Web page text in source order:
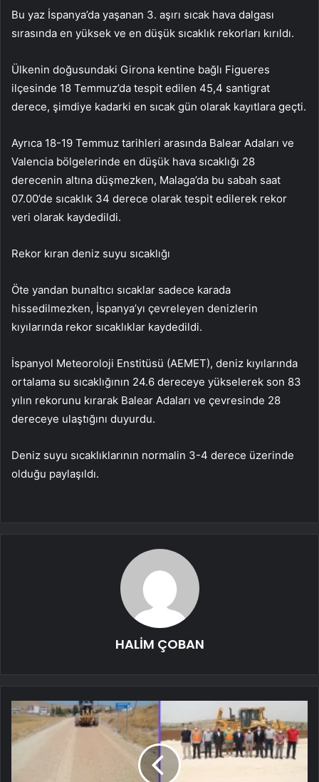
Bu yaz İspanya’da yaşanan 3. aşırı sıcak hava dalgası
sırasında en yüksek ve en düşük sıcaklık rekorları kırıldı.
Ülkenin doğusundaki Girona kentine bağlı Figueres
ilçesinde 18 Temmuz’da tespit edilen 45,4 santigrat
derece, şimdiye kadarki en sıcak gün olarak kayıtlara geçti.
Ayrıca 18-19 Temmuz tarihleri ​​arasında Balear Adaları ve
Valencia bölgelerinde en düşük hava sıcaklığı 28
derecenin altına düşmezken, Malaga’da bu sabah saat
07.00’de sıcaklık 34 derece olarak tespit edilerek rekor
veri olarak kaydedildi.
Rekor kıran deniz suyu sıcaklığı
Öte yandan bunaltıcı sıcaklar sadece karada
hissedilmezken, İspanya’yı çevreleyen denizlerin
kıyılarında rekor sıcaklıklar kaydedildi.
İspanyol Meteoroloji Enstitüsü (AEMET), deniz kıyılarında
ortalama su sıcaklığının 24.6 dereceye yükselerek son 83
yılın rekorunu kırarak Balear Adaları ve çevresinde 28
dereceye ulaştığını duyurdu.
Deniz suyu sıcaklıklarının normalin 3-4 derece üzerinde
olduğu paylaşıldı.
HALİM ÇOBAN